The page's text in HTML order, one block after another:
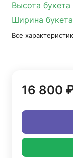
Высота букета
Ширина букета
Все
16 800